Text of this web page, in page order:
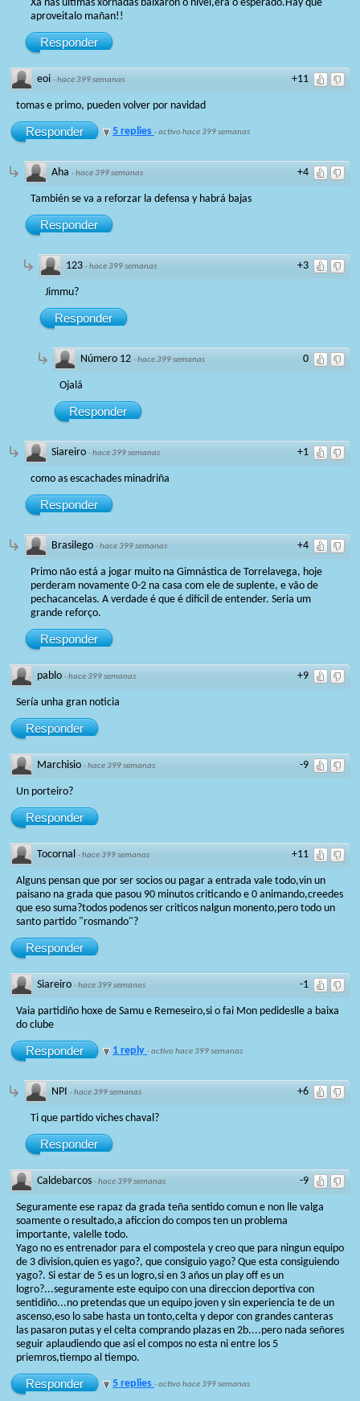
Xa nas ultimas xornadas baixaron o nivel,era o esperado.Hay que
aproveitalo mañan!!
Responder
+11
eoi ·hace 399 semanas
tomas e primo, pueden volver por navidad
Responder 5 replies ·activo hace 399 semanas
+4
Aha ·hace 399 semanas
También se va a reforzar la defensa y habrá bajas
Responder
+3
123 ·hace 399 semanas
Jimmu?
Responder
0
Número 12 ·hace 399 semanas
Ojalá
Responder
+1
Siareiro ·hace 399 semanas
como as escachades minadriña
Responder
+4
Brasilego ·hace 399 semanas
Primo não está a jogar muito na Gimnástica de Torrelavega, hoje
perderam novamente 0-2 na casa com ele de suplente, e vão de
pechacancelas. A verdade é que é difícil de entender. Seria um
grande reforço.
Responder
+9
pablo ·hace 399 semanas
Sería unha gran noticia
Responder
-9
Marchisio ·hace 399 semanas
Un porteiro?
Responder
+11
Tocornal ·hace 399 semanas
Alguns pensan que por ser socios ou pagar a entrada vale todo,vin un
paisano na grada que pasou 90 minutos criticando e 0 animando,creedes
que eso suma?todos podenos ser criticos nalgun monento,pero todo un
santo partido "rosmando"?
Responder
-1
Siareiro ·hace 399 semanas
Vaia partidiño hoxe de Samu e Remeseiro,si o fai Mon pedideslle a baixa
do clube
Responder 1 reply ·activo hace 399 semanas
+6
NPI ·hace 399 semanas
Ti que partido viches chaval?
Responder
-9
Caldebarcos ·hace 399 semanas
Seguramente ese rapaz da grada teña sentido comun e non lle valga
soamente o resultado,a aficcion do compos ten un problema
importante, valelle todo.
Yago no es entrenador para el compostela y creo que para ningun equipo
de 3 division,quien es yago?, que consiguio yago? Que esta consiguiendo
yago?. Si estar de 5 es un logro,si en 3 años un play off es un
logro?...seguramente este equipo con una direccion deportiva con
sentidiño...no pretendas que un equipo joven y sin experiencia te de un
ascenso,eso lo sabe hasta un tonto,celta y depor con grandes canteras
las pasaron putas y el celta comprando plazas en 2b....pero nada señores
seguir aplaudiendo que asi el compos no esta ni entre los 5
priemros,tiempo al tiempo.
Responder 5 replies ·activo hace 399 semanas